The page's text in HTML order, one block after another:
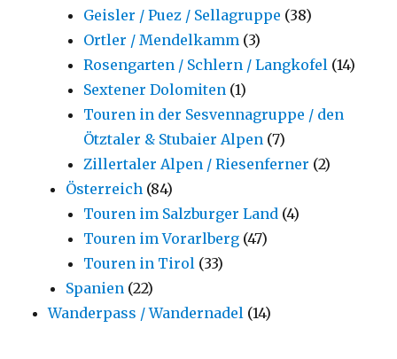
Geisler / Puez / Sellagruppe (38)
Ortler / Mendelkamm (3)
Rosengarten / Schlern / Langkofel (14)
Sextener Dolomiten (1)
Touren in der Sesvennagruppe / den
Ötztaler & Stubaier Alpen (7)
Zillertaler Alpen / Riesenferner (2)
Österreich (84)
Touren im Salzburger Land (4)
Touren im Vorarlberg (47)
Touren in Tirol (33)
Spanien (22)
Wanderpass / Wandernadel (14)